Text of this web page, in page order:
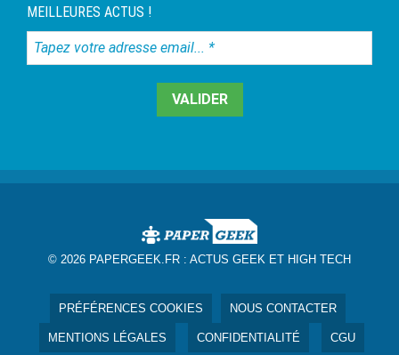
MEILLEURES ACTUS !
Tapez
votre
© 2026 PAPERGEEK.FR : ACTUS GEEK ET HIGH TECH
PRÉFÉRENCES COOKIES NOUS CONTACTER
MENTIONS LÉGALES CONFIDENTIALITÉ CGU